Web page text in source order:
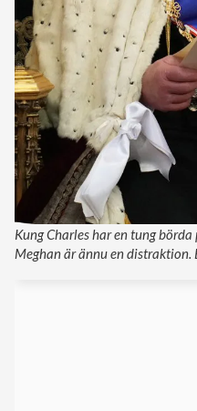
Kung Charles har en tung
Meghan är ännu en